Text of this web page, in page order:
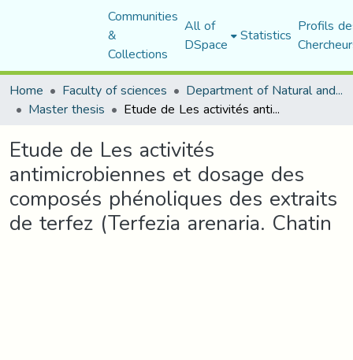
Communities
&
Collections
All of
DSpace Statistics Profils
Home
Faculty of sciences Department of Natural and Life Sciences
Master thesis Etude de Les activités antimicrobiennes et dosage des composés phénoliques des extraits de terfez (Terfezia arenaria. Chatin
Etude de Les activités
antimicrobiennes et dosage des
composés phénoliques des extraits
de terfez (Terfezia arenaria. Chatin